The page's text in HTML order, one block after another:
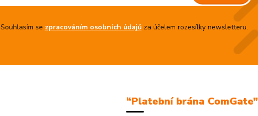
Souhlasím se zpracováním osobních údajůza účelem rozesílky newsletteru.
“Platební brána ComGate”